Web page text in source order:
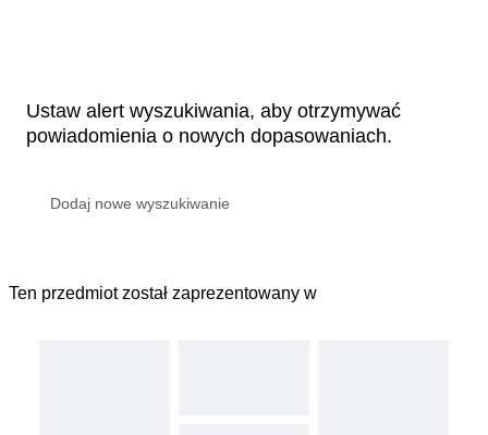
Ustaw alert wyszukiwania, aby otrzymywać
powiadomienia o nowych dopasowaniach.
Ten przedmiot został zaprezentowany w